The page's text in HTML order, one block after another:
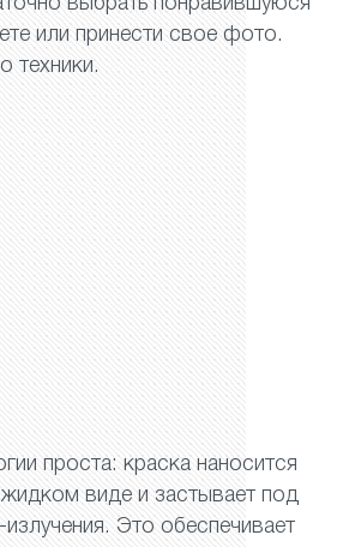
или принести свое фото.
техники.
проста: краска наносится
виде и застывает под
Это обеспечивает